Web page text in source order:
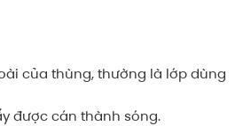
của thùng, thường là lớp dùng
được cán thành sóng.